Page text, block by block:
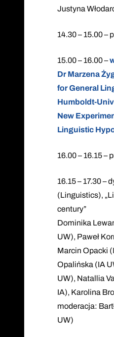
Justyna
14.30 – 15.00 –
15.00 – 16.00 –
Dr Marzena
for General
Humboldt-
New
Linguistic
16.00 – 16.15 –
16.15 – 17.30 –
(Linguistics),
century”
Dominika
UW), Paweł
Marcin Opacki
Opalińska (IA
UW), Natallia
IA), Karolina
moderacja:
UW)